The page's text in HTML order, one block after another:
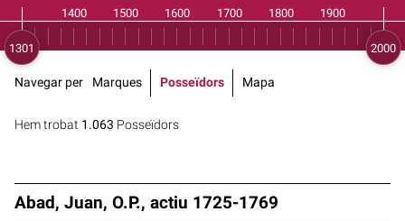
Hem trobat 1.063 Posseïdors
Navegar per Marques Posseïdors Mapa
Abad, Juan, O.P., actiu 1725-1769